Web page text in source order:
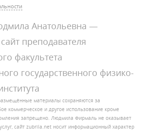
Анатольевна —
преподавателя
факультета
государственного физико-
материалы сохраняются за
коммерческое и другое использование кроме
запрещено. Людмила Фирмаль не оказывает
сайт zubrila.net носит информационный характер